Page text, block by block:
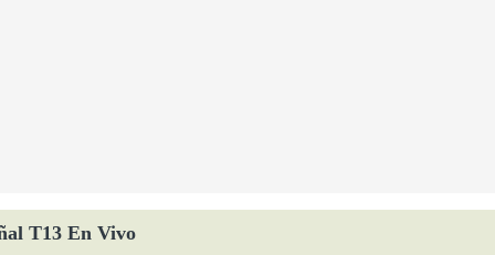
T13 En Vivo